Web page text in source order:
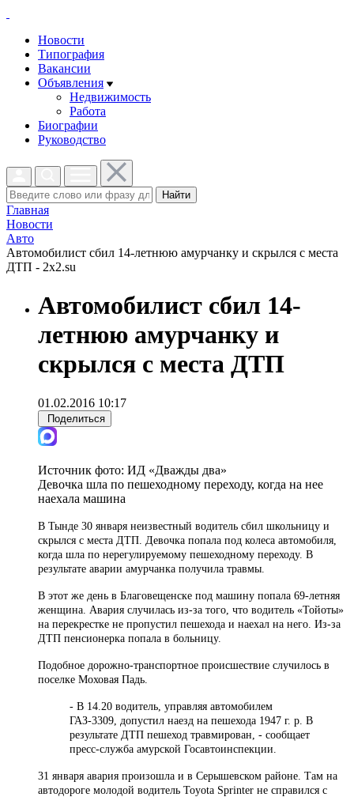
Новости
Типография
Вакансии
Объявления
Недвижимость
Работа
Биографии
Руководство
Найти
Главная
Новости
Авто
Автомобилист сбил 14-летнюю амурчанку и скрылся с места
ДТП - 2x2.su
Автомобилист сбил 14-
летнюю амурчанку и
скрылся с места ДТП
01.02.2016 10:17
Поделиться
Источник фото: ИД «Дважды два»
Девочка шла по пешеходному переходу, когда на нее
наехала машина
В Тынде 30 января неизвестный водитель сбил школьницу и
скрылся с места ДТП. Девочка попала под колеса автомобиля,
когда шла по нерегулируемому пешеходному переходу. В
результате аварии амурчанка получила травмы.
В этот же день в Благовещенске под машину попала 69-летняя
женщина. Авария случилась из-за того, что водитель «Тойоты»
на перекрестке не пропустил пешехода и наехал на него. Из-за
ДТП пенсионерка попала в больницу.
Подобное дорожно-транспортное происшествие случилось в
поселке Моховая Падь.
- В 14.20 водитель, управляя автомобилем
ГАЗ-3309, допустил наезд на пешехода 1947 г. р. В
результате ДТП пешеход травмирован, - сообщает
пресс-служба амурской Госавтоинспекции.
31 января авария произошла и в Серышевском районе. Там на
автодороге молодой водитель Toyota Sprinter не справился с